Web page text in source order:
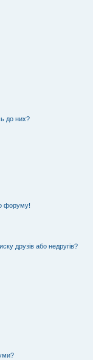
до них?
форуму!
друзів або недругів?